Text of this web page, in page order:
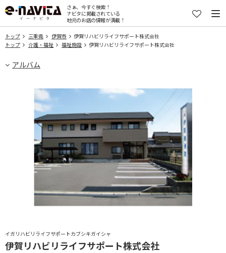
さぁ、今すぐ検索！
ナビタに掲載されている
地元のお店の情報が満載！
トップ 三重県 伊賀市
伊賀リハビリライフサポート株式会社
トップ
介護・福祉 福祉施設 伊賀リハビリライフサポート株式会社
アルバム
イガリハビリライフサポートカブシキガイシャ
伊賀リハビリライフサポート株式会社